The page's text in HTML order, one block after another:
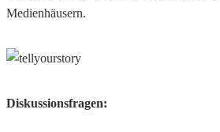
Medienhäusern.
Diskussionsfragen: